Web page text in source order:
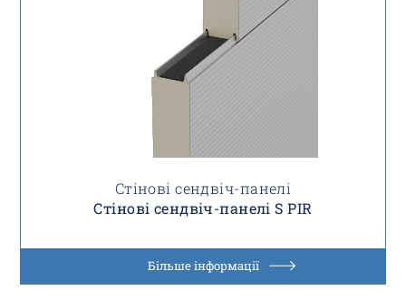
Стінові сендвіч-панелі
Стінові сендвіч-панелі S PIR
Більше інформації